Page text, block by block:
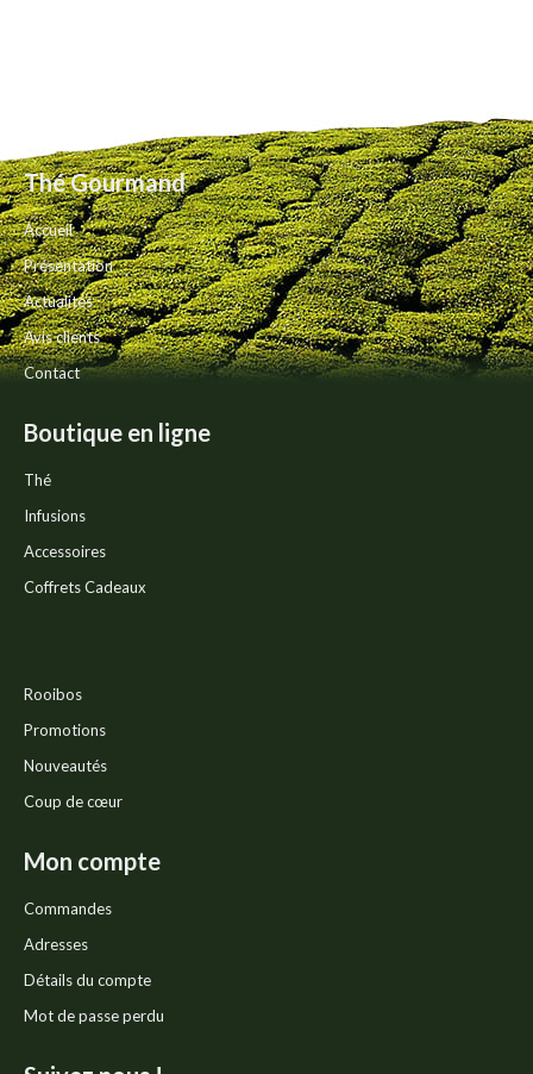
Thé Gourmand
Accueil
Présentation
Actualités
Avis clients
Contact
Boutique en ligne
Thé
Infusions
Accessoires
Coffrets Cadeaux
Rooibos
Promotions
Nouveautés
Coup de cœur
Mon compte
Commandes
Adresses
Détails du compte
Mot de passe perdu